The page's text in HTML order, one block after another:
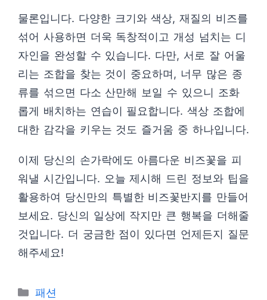
물론입니다. 다양한 크기와 색상, 재질의 비즈를
섞어 사용하면 더욱 독창적이고 개성 넘치는 디
자인을 완성할 수 있습니다. 다만, 서로 잘 어울
리는 조합을 찾는 것이 중요하며, 너무 많은 종
류를 섞으면 다소 산만해 보일 수 있으니 조화
롭게 배치하는 연습이 필요합니다. 색상 조합에
대한 감각을 키우는 것도 즐거움 중 하나입니다.
이제 당신의 손가락에도 아름다운 비즈꽃을 피
워낼 시간입니다. 오늘 제시해 드린 정보와 팁을
활용하여 당신만의 특별한 비즈꽃반지를 만들어
보세요. 당신의 일상에 작지만 큰 행복을 더해줄
것입니다. 더 궁금한 점이 있다면 언제든지 질문
해주세요!
카
패션